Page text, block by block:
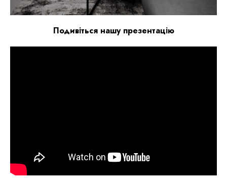
Подивіться нашу презентацію